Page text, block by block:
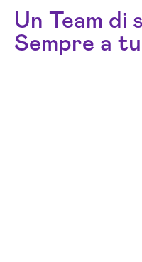
Un Team di
Sempre a